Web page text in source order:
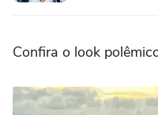
Confira o look